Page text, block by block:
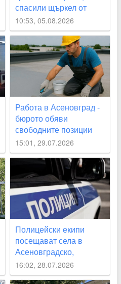
спасили щъркел от
огнения ад край
Асеновград
10:53, 05.08.2026
Работа в Асеновград -
бюрото обяви
свободните позиции
15:01, 29.07.2026
Полицейски екипи
посещават села в
Асеновградско,
Карловско, “Родопи“
през август
16:02, 28.07.2026